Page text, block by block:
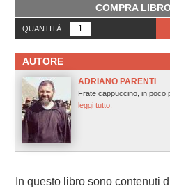
COMPRA
QUANTITÀ
AUTORE
ADRIANO PARENTI
Frate cappuccino, in poco
leggi tutto.
In questo libro sono contenuti